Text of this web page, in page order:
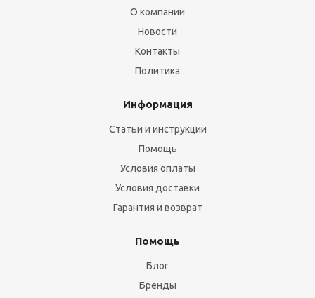
О компании
Новости
Контакты
Политика
Информация
Статьи и инструкции
Помощь
Условия оплаты
Условия доставки
Гарантия и возврат
Помощь
Блог
Бренды